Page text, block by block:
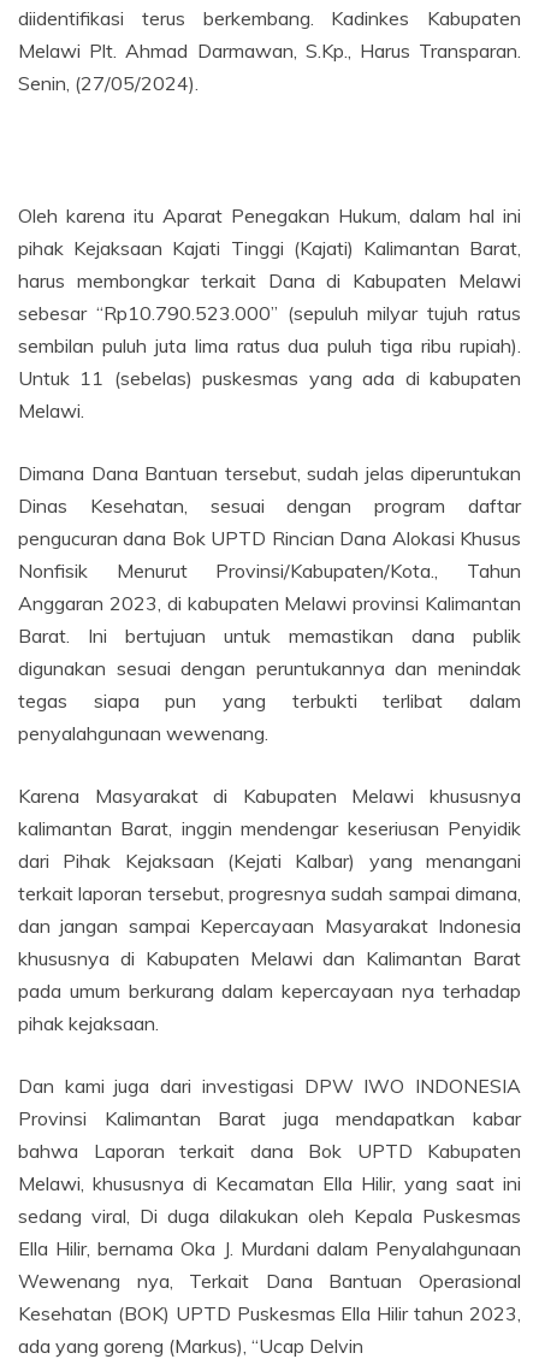
diidentifikasi terus berkembang. Kadinkes Kabupaten
Melawi Plt. Ahmad Darmawan, S.Kp., Harus Transparan.
Senin, (27/05/2024).
Oleh karena itu Aparat Penegakan Hukum, dalam hal ini
pihak Kejaksaan Kajati Tinggi (Kajati) Kalimantan Barat,
harus membongkar terkait Dana di Kabupaten Melawi
sebesar “Rp10.790.523.000” (sepuluh milyar tujuh ratus
sembilan puluh juta lima ratus dua puluh tiga ribu rupiah).
Untuk 11 (sebelas) puskesmas yang ada di kabupaten
Melawi.
Dimana Dana Bantuan tersebut, sudah jelas diperuntukan
Dinas Kesehatan, sesuai dengan program daftar
pengucuran dana Bok UPTD Rincian Dana Alokasi Khusus
Nonfisik Menurut Provinsi/Kabupaten/Kota., Tahun
Anggaran 2023, di kabupaten Melawi provinsi Kalimantan
Barat. Ini bertujuan untuk memastikan dana publik
digunakan sesuai dengan peruntukannya dan menindak
tegas siapa pun yang terbukti terlibat dalam
penyalahgunaan wewenang.
Karena Masyarakat di Kabupaten Melawi khususnya
kalimantan Barat, inggin mendengar keseriusan Penyidik
dari Pihak Kejaksaan (Kejati Kalbar) yang menangani
terkait laporan tersebut, progresnya sudah sampai dimana,
dan jangan sampai Kepercayaan Masyarakat Indonesia
khususnya di Kabupaten Melawi dan Kalimantan Barat
pada umum berkurang dalam kepercayaan nya terhadap
pihak kejaksaan.
Dan kami juga dari investigasi DPW IWO INDONESIA
Provinsi Kalimantan Barat juga mendapatkan kabar
bahwa Laporan terkait dana Bok UPTD Kabupaten
Melawi, khususnya di Kecamatan Ella Hilir, yang saat ini
sedang viral, Di duga dilakukan oleh Kepala Puskesmas
Ella Hilir, bernama Oka J. Murdani dalam Penyalahgunaan
Wewenang nya, Terkait Dana Bantuan Operasional
Kesehatan (BOK) UPTD Puskesmas Ella Hilir tahun 2023,
ada yang goreng (Markus), “Ucap Delvin